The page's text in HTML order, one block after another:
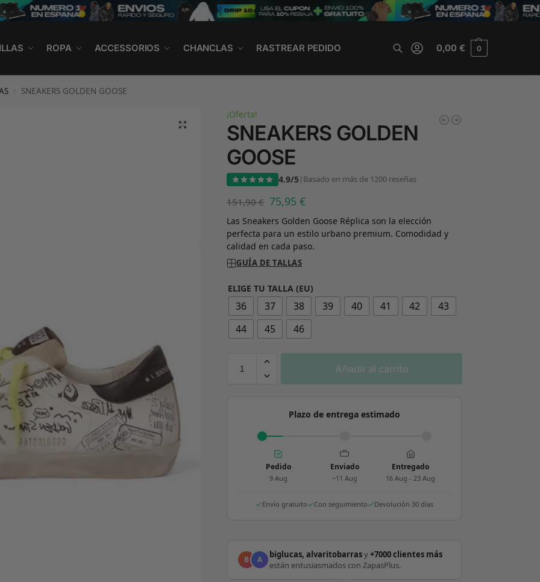
ROPA ACCESSORIOS CHANCLAS RASTREAR PEDIDO 0,00€ 0
SNEAKERS GOLDEN GOOSE
¡Oferta!
SNEAKERS GOLDEN
GOOSE
4.9/5| Basado en más de 1200 reseñas
151,90€ 75,95€
Las Sneakers Golden Goose Réplica son la elección
perfecta para un estilo urbano premium. Comodidad y
calidad en cada paso.
GUÍA DE TALLAS
ELIGE TU TALLA (EU)
36 37 38 39 40 41 42
43
44
45 46
Añadir al carrito
Plazo de entrega estimado
Pedido
9 Aug
Enviado
~11 Aug
Entregado
16 Aug - 23 Aug
Envío gratuito Con seguimiento Devolución 30 días
B A biglucas, alvaritobarrasy+7000 clientes más
están entusiasmados con ZapasPlus.